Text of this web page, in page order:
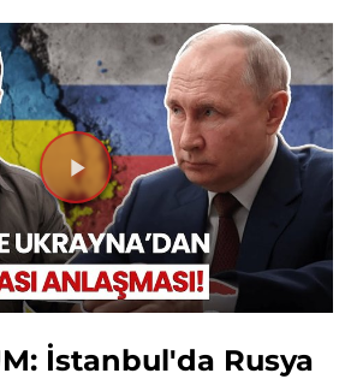
Videoyu
Oynat
İstanbul'da Rusya